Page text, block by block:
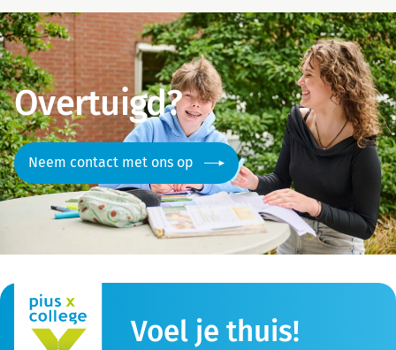
Overtuigd?
Neem contact met ons op
Voel je thuis!